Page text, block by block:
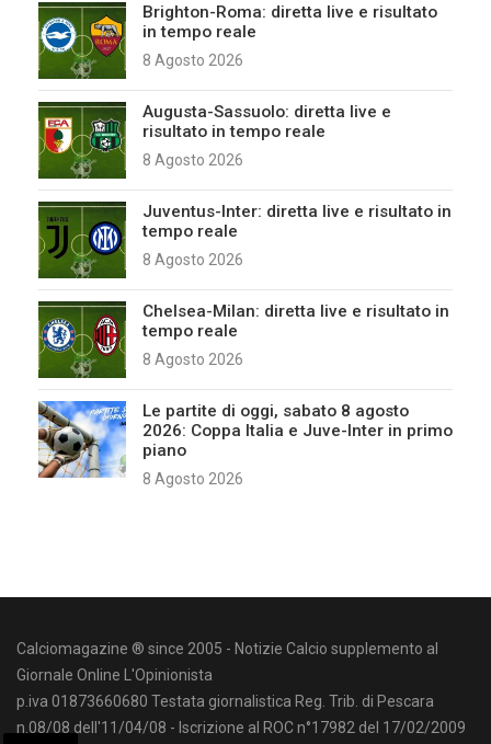
Brighton-Roma: diretta live e risultato
in tempo reale
8 Agosto 2026
Augusta-Sassuolo: diretta live e
risultato in tempo reale
8 Agosto 2026
Juventus-Inter: diretta live e risultato in
tempo reale
8 Agosto 2026
Chelsea-Milan: diretta live e risultato in
tempo reale
8 Agosto 2026
Le partite di oggi, sabato 8 agosto
2026: Coppa Italia e Juve-Inter in primo
piano
8 Agosto 2026
Calciomagazine ® since 2005 - Notizie Calcio supplemento al
Giornale Online L'Opinionista
p.iva 01873660680 Testata giornalistica Reg. Trib. di Pescara
n.08/08 dell'11/04/08 - Iscrizione al ROC n°17982 del 17/02/2009